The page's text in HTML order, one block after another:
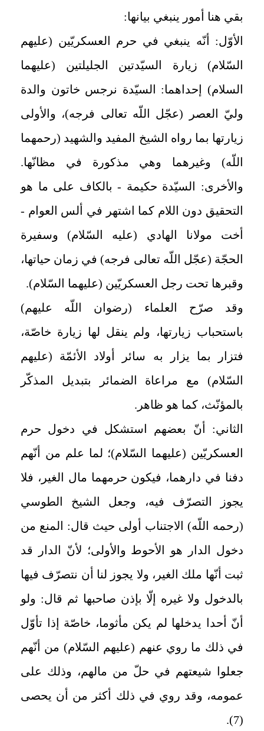
بقي هنا أمور ينبغي بيانها:
الأوّل: أنّه ينبغي في حرم العسكريّين (عليهم
السّلام) زيارة السيّدتين الجليلتين (عليهما
السلام) إحداهما: السيّدة نرجس خاتون والدة
وليّ العصر (عجّل اللّه تعالى فرجه)، والأولى
زيارتها بما رواه الشيخ المفيد والشهيد (رحمهما
اللّه) وغيرهما وهي مذكورة في مظانّها.
والأخرى: السيّدة حكيمة - بالكاف على ما هو
التحقيق دون اللام كما اشتهر في ألس العوام -
أخت مولانا الهادي (عليه السّلام) وسفيرة
الحجّة (عجّل اللّه تعالى فرجه) في زمان حياتها،
وقبرها تحت رجل العسكريّين (عليهما السّلام).
وقد صرّح العلماء (رضوان اللّه عليهم)
باستحباب زيارتها، ولم ينقل لها زيارة خاصّة،
فتزار بما يزار به سائر أولاد الأئمّة (عليهم
السّلام) مع مراعاة الضمائر بتبديل المذكّر
بالمؤنّث، كما هو ظاهر.
الثاني: أنّ بعضهم استشكل في دخول حرم
العسكريّين (عليهما السّلام)؛ لما علم من أنّهم
دفنا في دارهما، فيكون حرمهما مال الغير، فلا
يجوز التصرّف فيه، وجعل الشيخ الطوسي
(رحمه اللّه) الاجتناب أولى حيث قال: المنع من
دخول الدار هو الأحوط والأولى؛ لأنّ الدار قد
ثبت أنّها ملك الغير، ولا يجوز لنا أن نتصرّف فيها
بالدخول ولا غيره إلّا بإذن صاحبها ثم قال: ولو
أنّ أحدا يدخلها لم يكن مأثوما، خاصّة إذا تأوّل
في ذلك ما روي عنهم (عليهم السّلام) من أنّهم
جعلوا شيعتهم في حلّ من مالهم، وذلك على
عمومه، وقد روي في ذلك أكثر من أن يحصى‏
(7).